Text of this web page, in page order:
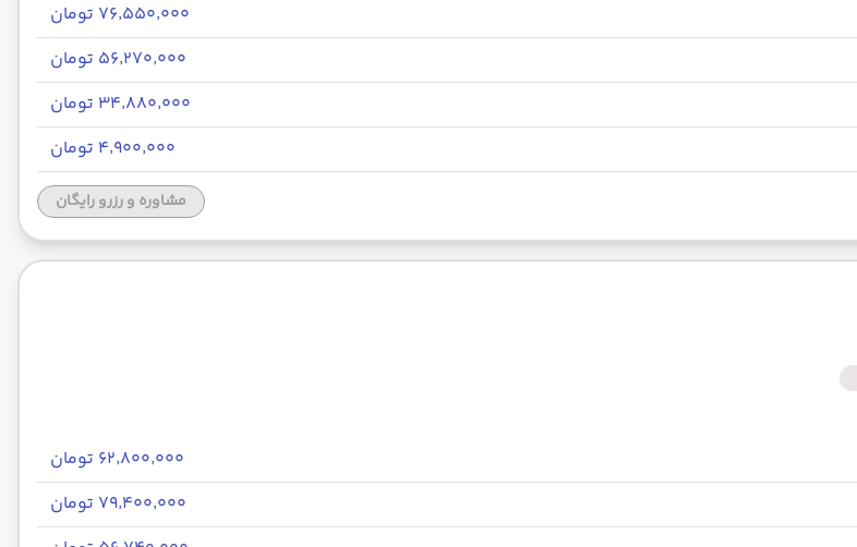
۷۶٬۵۵۰٬۰۰۰ تومان
۵۶٬۲۷۰٬۰۰۰ تومان
۳۴٬۸۸۰٬۰۰۰ تومان
۴٬۹۰۰٬۰۰۰ تومان
مشاوره و رزرو رایگان
۶۲٬۸۰۰٬۰۰۰ تومان
۷۹٬۴۰۰٬۰۰۰ تومان